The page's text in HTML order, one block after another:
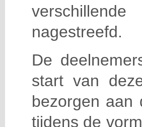
nagestreefd.
De
start van
bezorgen aan
tijdens de